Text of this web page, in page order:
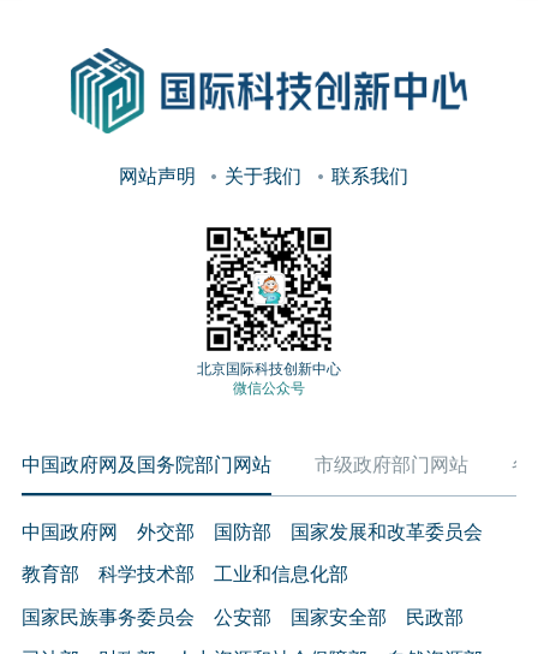
网站声明 关于我们 联系我们
北京国际科技创新中心
微信公众号
中国政府网及国务院部门网站 市级政府部门网站 各
中国政府网 外交部 国防部 国家发展和改革委员会
教育部 科学技术部 工业和信息化部
国家民族事务委员会 公安部 国家安全部 民政部